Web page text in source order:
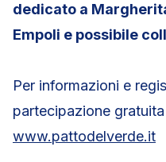
dedicato a
Empoli e possibile
Per informazioni e
partecipazione
www.pattodelverde.it